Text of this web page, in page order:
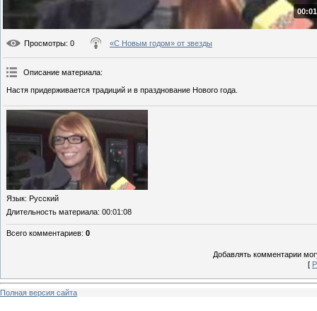
Просмотры: 0 «С Новым годом» от звезды
Описание материала:
Настя придерживается традиций и в празднование Нового года.
Язык: Русский
Длительность материала: 00:01:08
Всего комментариев: 0
Добавлять комментарии
[
Полная версия сайта